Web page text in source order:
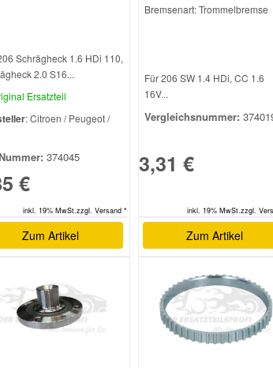
Schrägheck 1.6 HDi 110,
2.0 S16...
Ersatzteil
: Citroen / Peugeot /
374045
€
inkl. 19% MwSt.zzgl. Versand *
Zum Artikel
Bremsenart: Trommelbremse
Für 206 SW 1.4 HDi, CC 1.6
16V...
Vergleichsnummer:
3,31 €
inkl. 19% MwSt.zzgl.
Zum Artikel